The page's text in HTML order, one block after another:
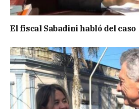
El fiscal Sabadini habló del caso